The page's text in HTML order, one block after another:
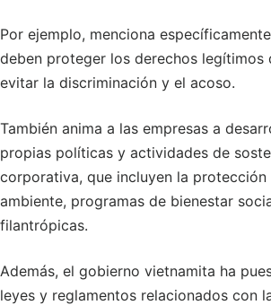
Por ejemplo, menciona
deben proteger los derechos legítimos
evitar la discriminación y el acoso.
También anima a las empresas a
propias políticas y actividades de
corporativa, que incluyen la protección
ambiente, programas de bienestar
filantrópicas.
Además, el gobierno vietnamita ha
leyes y reglamentos relacionados con